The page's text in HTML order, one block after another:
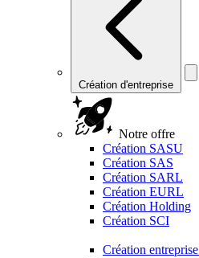
Création d'entreprise
Notre offre
Création SASU
Création SAS
Création SARL
Création EURL
Création Holding
Création SCI
Création entreprise